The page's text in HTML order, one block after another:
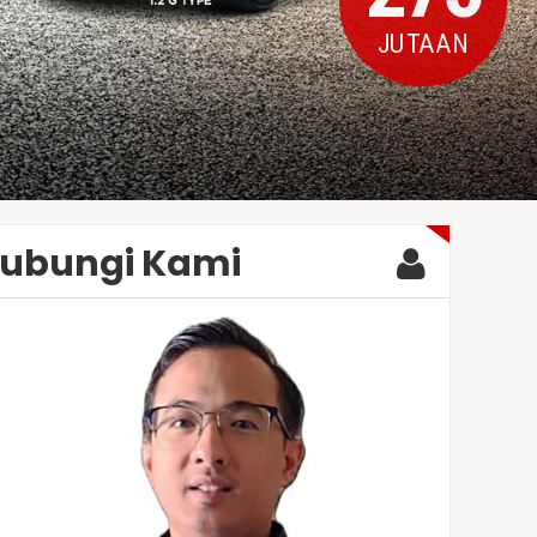
JUTAAN
Kami